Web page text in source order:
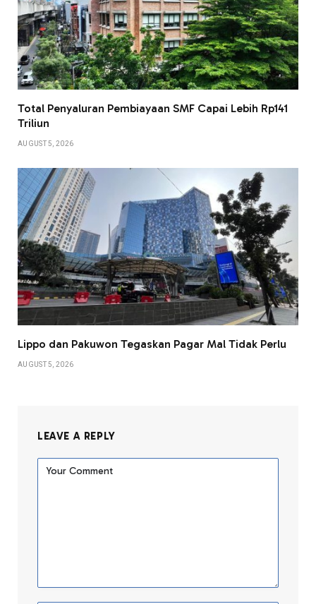
Total Penyaluran Pembiayaan SMF Capai Lebih Rp141
Triliun
AUGUST 5, 2026
Lippo dan Pakuwon Tegaskan Pagar Mal Tidak Perlu
AUGUST 5, 2026
LEAVE A REPLY